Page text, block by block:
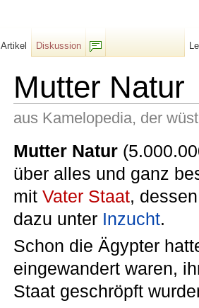
Mutter Natur
aus Kamelopedia, der
Mutter Natur
über alles und ganz
mit Vater Staat,
dazu unter Inzucht.
Schon die Ägypter
eingewandert waren,
Staat geschröpft
Artikel
Diskussion